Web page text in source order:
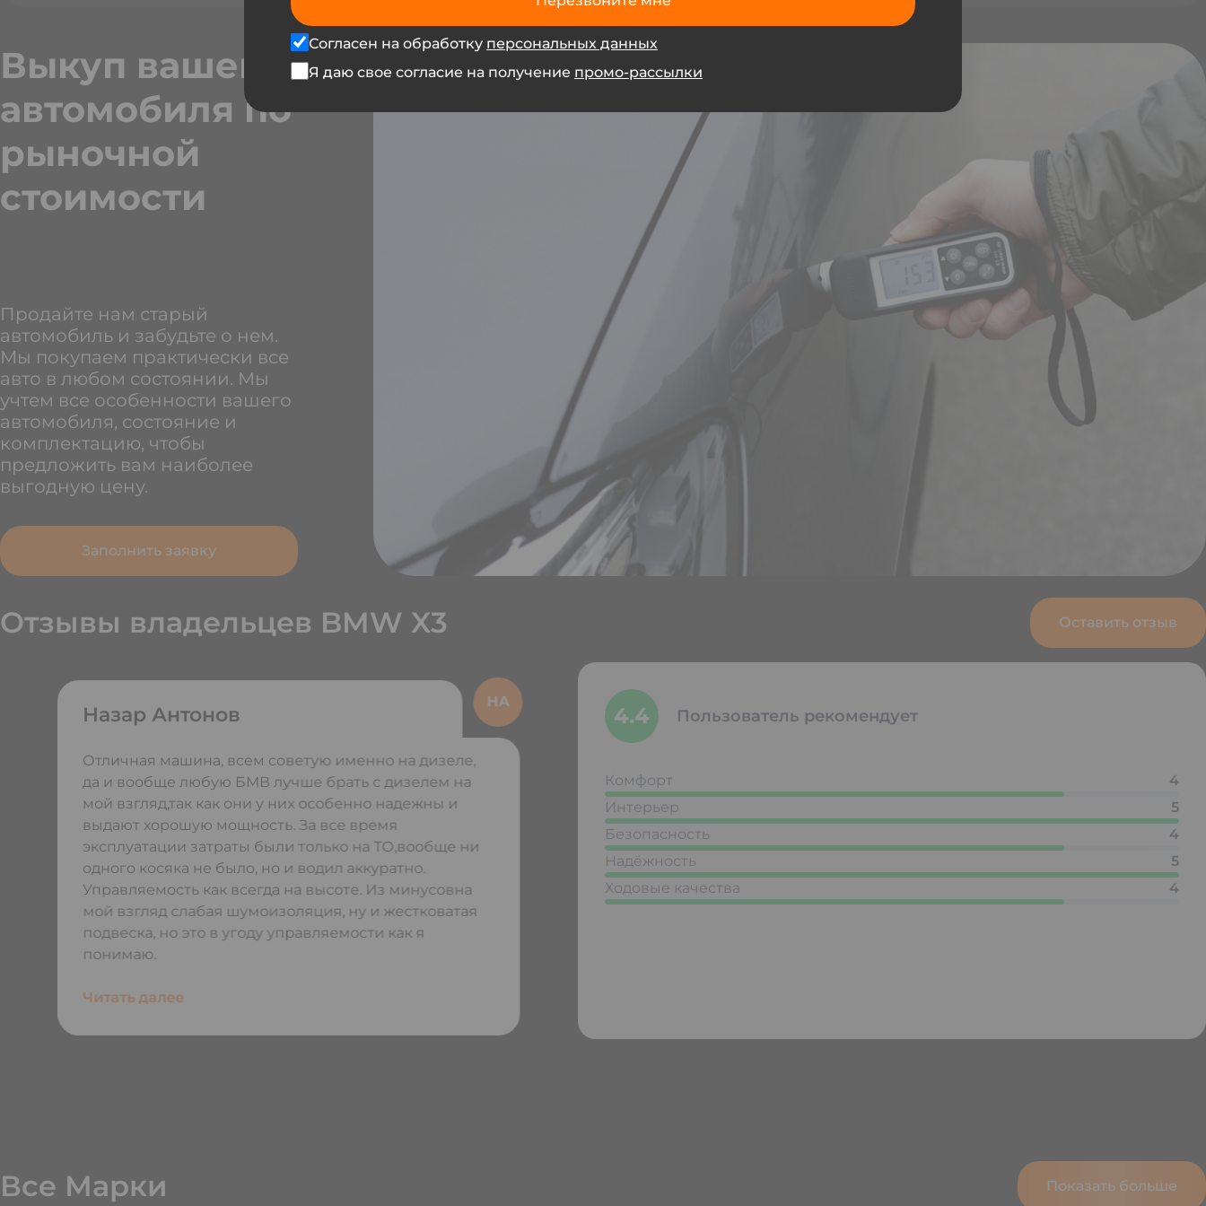
Согласен на обработку персональных данных
Я даю свое согласие на получение промо-рассылки
Выкуп вашего
автомобиля по
рыночной
стоимости
Продайте нам старый
автомобиль и забудьте о нем.
Мы покупаем практически все
авто в любом состоянии. Мы
учтем все особенности вашего
автомобиля, состояние и
комплектацию, чтобы
предложить вам наиболее
выгодную цену.
Заполнить заявку
Отзывы владельцев BMW X3 Оставить отзыв
Назар Антонов
Отличная машина, всем советую именно на дизеле,
да и вообще любую БМВ лучше брать с дизелем на
мой взгляд,так как они у них особенно надежны и
выдают хорошую мощность. За все время
эксплуатации затраты были только на ТО,вообще ни
одного косяка не было, но и водил аккуратно.
Управляемость как всегда на высоте. Из минусовна
мой взгляд слабая шумоизоляция, ну и жестковатая
подвеска, но это в угоду управляемости как я
понимаю.
Читать далее
4.4 Пользователь рекомендует
Комфорт
4
Интерьер
5
Безопасность
4
Надёжность
5
Ходовые качества
4
Все Марки Показать больше